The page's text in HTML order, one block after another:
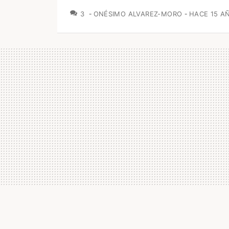
3 COMENTARIOS
ONÉSIMO ALVAREZ-MORO HACE 15